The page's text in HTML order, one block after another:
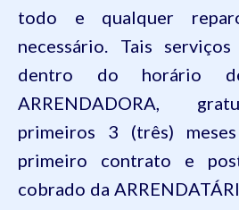
todo e qualquer
necessário. Tais
dentro do horário
ARRENDADORA,
primeiros 3 (três)
primeiro contrato e
cobrado da